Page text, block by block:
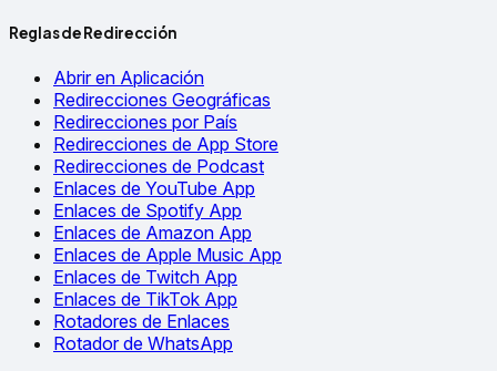
Reglas de Redirección
Abrir en Aplicación
Redirecciones Geográficas
Redirecciones por País
Redirecciones de App Store
Redirecciones de Podcast
Enlaces de YouTube App
Enlaces de Spotify App
Enlaces de Amazon App
Enlaces de Apple Music App
Enlaces de Twitch App
Enlaces de TikTok App
Rotadores de Enlaces
Rotador de WhatsApp